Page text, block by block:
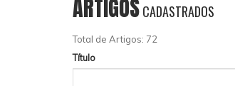
ARTIGOSCADASTRADOS
Total de Artigos: 72
Título